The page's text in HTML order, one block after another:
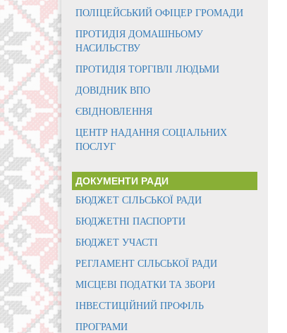
ПОЛІЦЕЙСЬКИЙ ОФІЦЕР ГРОМАДИ
ПРОТИДІЯ ДОМАШНЬОМУ
НАСИЛЬСТВУ
ПРОТИДІЯ ТОРГІВЛІ ЛЮДЬМИ
ДОВІДНИК ВПО
ЄВІДНОВЛЕННЯ
ЦЕНТР НАДАННЯ СОЦІАЛЬНИХ
ПОСЛУГ
ДОКУМЕНТИ РАДИ
БЮДЖЕТ СІЛЬСЬКОЇ РАДИ
БЮДЖЕТНІ ПАСПОРТИ
БЮДЖЕТ УЧАСТІ
РЕГЛАМЕНТ СІЛЬСЬКОЇ РАДИ
МІСЦЕВІ ПОДАТКИ ТА ЗБОРИ
ІНВЕСТИЦІЙНИЙ ПРОФІЛЬ
ПРОГРАМИ